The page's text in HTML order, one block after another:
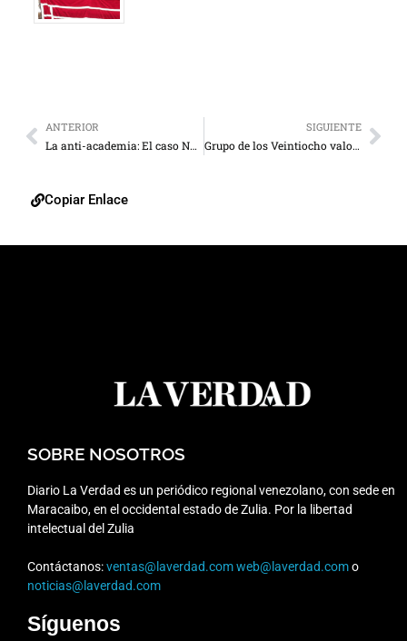
ANTERIOR
La anti-academia: El caso Nash
SIGUIENTE
Grupo de los Veintiocho valora hoy acuerdo nuclear con Irán
Copiar Enlace
SOBRE NOSOTROS
Diario La Verdad es un periódico regional venezolano, con sede en
Maracaibo, en el occidental estado de Zulia. Por la libertad
intelectual del Zulia
Contáctanos:ventas@laverdad.comweb@laverdad.como
noticias@laverdad.com
Síguenos